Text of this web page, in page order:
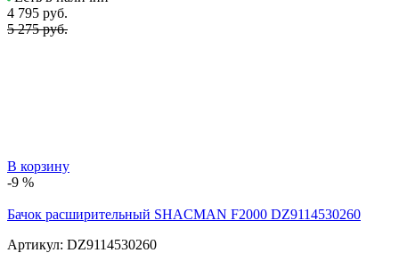
4 795 руб.
5 275 руб.
В корзину
-9 %
Бачок расширительный SHACMAN F2000 DZ9114530260
Артикул: DZ9114530260